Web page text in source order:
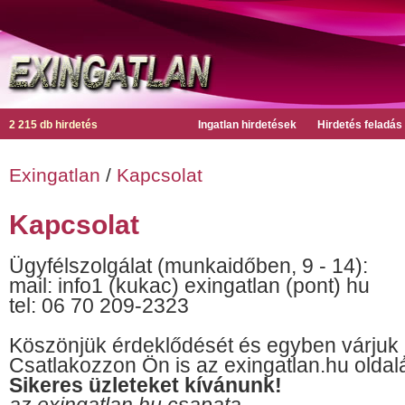
2 215 db hirdetés Ingatlan hirdetések Hirdetés feladás
Exingatlan / Kapcsolat
Kapcsolat
Ügyfélszolgálat (munkaidőben, 9 - 14):
mail: info1 (kukac) exingatlan (pont) hu
tel: 06 70 209-2323
Köszönjük érdeklődését és egyben
Csatlakozzon Ön is az exingatlan.hu
Sikeres üzleteket kívánunk!